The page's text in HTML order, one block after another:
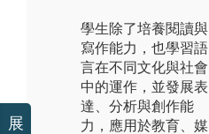
學生除了培養閱讀與
寫作能力，也學習語
言在不同文化與社會
中的運作，並發展表
達、分析與創作能
力，應用於教育、媒
展